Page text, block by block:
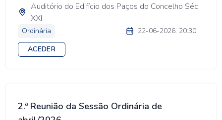
Auditório do Edifício dos Paços do Concelho Séc.
XXI
Ordinária
22-06-2026: 20:30
ACEDER
2.ª Reunião da Sessão Ordinária de